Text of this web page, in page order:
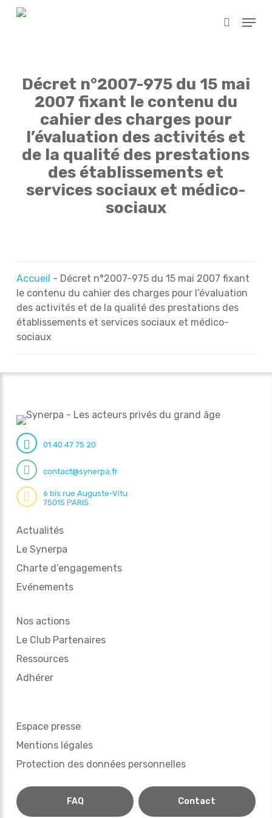
Skip
search
Menu
Décret n°2007-975 du 15 mai
2007 fixant le contenu du
cahier des charges pour
l’évaluation des activités et
de la qualité des prestations
des établissements et
services sociaux et médico-
sociaux
Accueil - Décret n°2007-975 du 15 mai 2007 fixant
le contenu du cahier des charges pour l’évaluation
des activités et de la qualité des prestations des
établissements et services sociaux et médico-
sociaux
01 40 47 75 20
contact@synerpa.fr
6 bis rue Auguste-Vitu
75015 PARIS
Actualités
Le Synerpa
Charte d’engagements
Evénements
Nos actions
Le Club Partenaires
Ressources
Adhérer
Espace presse
Mentions légales
Protection des données personnelles
FAQ Contact